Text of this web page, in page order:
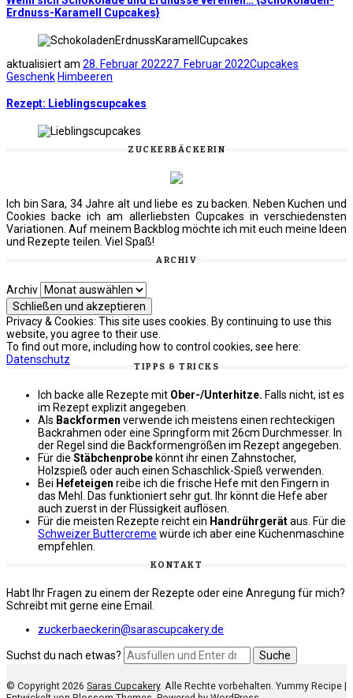
Erdnuss-Karamell Cupcakes}
aktualisiert am 28. Februar 202227. Februar 2022Cupcakes
Geschenk Himbeeren
Rezept: Lieblingscupcakes
ZUCKERBÄCKERIN
Ich bin Sara, 34 Jahre alt und liebe es zu backen. Neben Kuchen und
Cookies backe ich am allerliebsten Cupcakes in verschiedensten
Variationen. Auf meinem Backblog möchte ich mit euch meine Ideen
und Rezepte teilen. Viel Spaß!
ARCHIV
Archiv
Privacy & Cookies: This site uses cookies. By continuing to use this
website, you agree to their use.
To find out more, including how to control cookies, see here:
Datenschutz
TIPPS & TRICKS
Ich backe alle Rezepte mit Ober-/Unterhitze. Falls nicht, ist es
im Rezept explizit angegeben.
Als Backformen verwende ich meistens einen rechteckigen
Backrahmen oder eine Springform mit 26cm Durchmesser. In
der Regel sind die Backformengrößen im Rezept angegeben.
Für die Stäbchenprobe könnt ihr einen Zahnstocher,
Holzspieß oder auch einen Schaschlick-Spieß verwenden.
Bei Hefeteigen reibe ich die frische Hefe mit den Fingern in
das Mehl. Das funktioniert sehr gut. Ihr könnt die Hefe aber
auch zuerst in der Flüssigkeit auflösen.
Für die meisten Rezepte reicht ein Handrührgerätaus. Für die
Schweizer Buttercreme würde ich aber eine Küchenmaschine
empfehlen.
KONTAKT
Habt Ihr Fragen zu einem der Rezepte oder eine Anregung für mich?
Schreibt mit gerne eine Email.
zuckerbaeckerin@sarascupcakery.de
Suchst du nach etwas?
© Copyright 2026 Saras Cupcakery. Alle Rechte vorbehalten. Yummy Recipe |